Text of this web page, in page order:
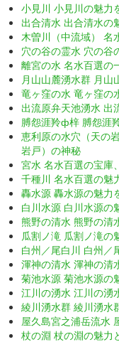
小見川 小見川の魅力
出合清水 出合清水の
木曽川（中流域） 名
穴の谷の霊水 穴の谷
離宮の水 名水百選の
月山山麓湧水群 月山
竜ヶ窪の水 竜ヶ窪の
出流原弁天池湧水 出
膊怨涯羚ф梓 膊怨涯
恵利原の水穴（天の
岩戸）の神秘
宮水 名水百選の宝庫
千種川 名水百選の魅
轟水源 轟水源の魅力
白川水源 白川水源の
熊野の清水 熊野の清
瓜割ノ滝 瓜割ノ滝の
白州／尾白川 白州／
渾神の清水 渾神の清
菊池水源 菊池水源の
江川の湧水 江川の湧
綾川湧水群 綾川湧水
屋久島宮之浦岳流水
杖の淵 杖の淵の魅力